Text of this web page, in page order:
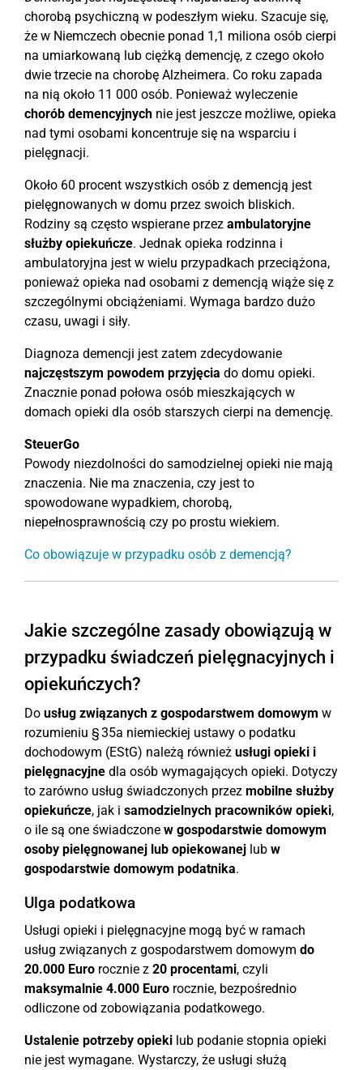
chorobą psychiczną w podeszłym wieku. Szacuje się,
że w Niemczech obecnie ponad 1,1 miliona osób cierpi
na umiarkowaną lub ciężką demencję, z czego około
dwie trzecie na chorobę Alzheimera. Co roku zapada
na nią około 11 000 osób. Ponieważ wyleczenie
chorób demencyjnych nie jest jeszcze możliwe, opieka
nad tymi osobami koncentruje się na wsparciu i
pielęgnacji.
Około 60 procent wszystkich osób z demencją jest
pielęgnowanych w domu przez swoich bliskich.
Rodziny są często wspierane przez ambulatoryjne
służby opiekuńcze. Jednak opieka rodzinna i
ambulatoryjna jest w wielu przypadkach przeciążona,
ponieważ opieka nad osobami z demencją wiąże się z
szczególnymi obciążeniami. Wymaga bardzo dużo
czasu, uwagi i siły.
Diagnoza demencji jest zatem zdecydowanie
najczęstszym powodem przyjęcia do domu opieki.
Znacznie ponad połowa osób mieszkających w
domach opieki dla osób starszych cierpi na demencję.
SteuerGo
Powody niezdolności do samodzielnej opieki nie mają
znaczenia. Nie ma znaczenia, czy jest to
spowodowane wypadkiem, chorobą,
niepełnosprawnością czy po prostu wiekiem.
Co obowiązuje w przypadku osób z demencją?
Jakie szczególne zasady obowiązują w
przypadku świadczeń pielęgnacyjnych i
opiekuńczych?
Do usług związanych z gospodarstwem domowym w
rozumieniu § 35a niemieckiej ustawy o podatku
dochodowym (EStG) należą również usługi opieki i
pielęgnacyjne dla osób wymagających opieki. Dotyczy
to zarówno usług świadczonych przez mobilne służby
opiekuńcze, jak i samodzielnych pracowników opieki,
o ile są one świadczone w gospodarstwie domowym
osoby pielęgnowanej lub opiekowanej lub w
gospodarstwie domowym podatnika.
Ulga podatkowa
Usługi opieki i pielęgnacyjne mogą być w ramach
usług związanych z gospodarstwem domowym do
20.000 Euro rocznie z 20 procentami, czyli
maksymalnie 4.000 Euro rocznie, bezpośrednio
odliczone od zobowiązania podatkowego.
Ustalenie potrzeby opieki lub podanie stopnia opieki
nie jest wymagane. Wystarczy, że usługi służą